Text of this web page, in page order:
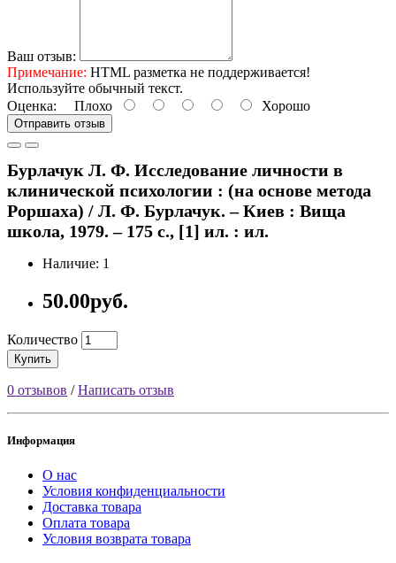
Ваш отзыв:
Примечание: HTML разметка не поддерживается!
Используйте обычный текст.
Оценка: Плохо Хорошо
Отправить отзыв
Бурлачук Л. Ф. Исследование личности в
клинической психологии : (на основе метода
Роршаха) / Л. Ф. Бурлачук. – Киев : Вища
школа, 1979. – 175 с., [1] ил. : ил.
Наличие: 1
50.00руб.
Количество
Купить
0 отзывов /Написать отзыв
Информация
О нас
Условия конфиденциальности
Доставка товара
Оплата товара
Условия возврата товара